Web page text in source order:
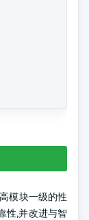
模块一级的性
性,并改进与智